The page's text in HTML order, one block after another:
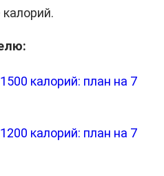
калорий: план на 7
калорий: план на 7